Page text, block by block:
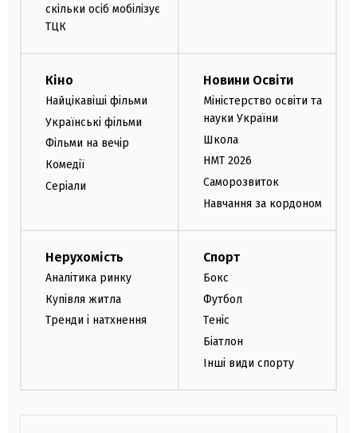
скільки осіб мобілізує
ТЦК
Кіно
Найцікавіші фільми
Українські фільми
Фільми на вечір
Комедії
Серіали
Новини Освіти
Міністерство освіти та
науки України
Школа
НМТ 2026
Саморозвиток
Навчання за кордоном
Нерухомість
Аналітика ринку
Купівля житла
Тренди і натхнення
Спорт
Бокс
Футбол
Теніс
Біатлон
Інші види спорту